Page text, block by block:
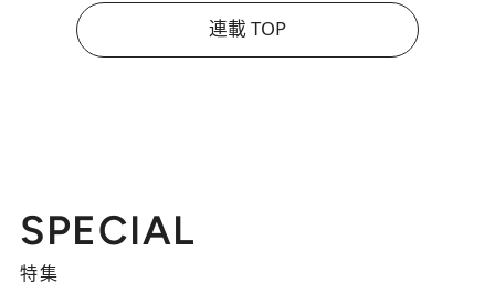
連載 TOP
SPECIAL
特集